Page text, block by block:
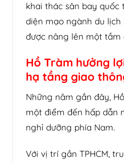
khai thác sân bay quốc
diện mạo ngành du lịch
được nâng lên một tầm
Hồ Tràm hưởng
hạ tầng giao
Những năm gần đây,
một điểm đến hấp dẫn
nghỉ dưỡng phía Nam.
Với vị trí gần TPHCM,